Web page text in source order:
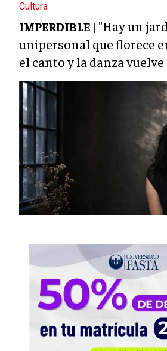
Cultura
IMPERDIBLE | "Hay un
unipersonal que florece
el canto y la danza vuelve